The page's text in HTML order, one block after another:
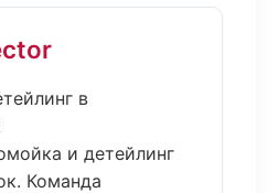
в
и детейлинг
Команда